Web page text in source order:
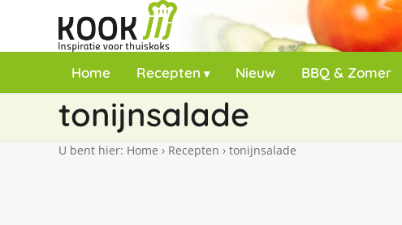
Home Recepten Nieuw BBQ & Zomer
tonijnsalade
U bent hier: Home › Recepten › tonijnsalade